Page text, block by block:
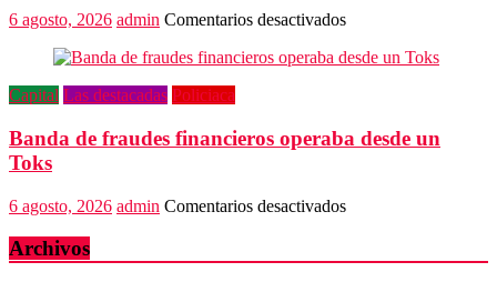
despojaría
6 agosto, 2026 admin Comentarios desactivadosen
no
Capital Las destacadas Policiaca
Banda de fraudes financieros operaba desde un
Toks
6 agosto, 2026 admin Comentarios desactivadosen
fraudes
Archivos